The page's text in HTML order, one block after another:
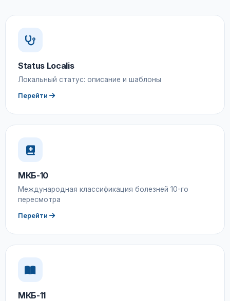
Status Localis
Локальный статус: описание и шаблоны
Перейти
МКБ-10
Международная классификация болезней 10-го
пересмотра
Перейти
МКБ-11